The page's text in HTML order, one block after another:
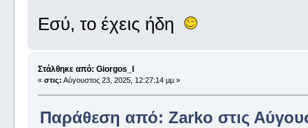
Εσύ, το έχεις ήδη
Στάλθηκε από: Giorgos_I
« στις: Αύγουστος 23, 2025, 12:27:14 μμ »
Παράθεση από: Zarko στις